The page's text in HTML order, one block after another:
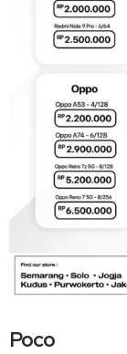
Poco